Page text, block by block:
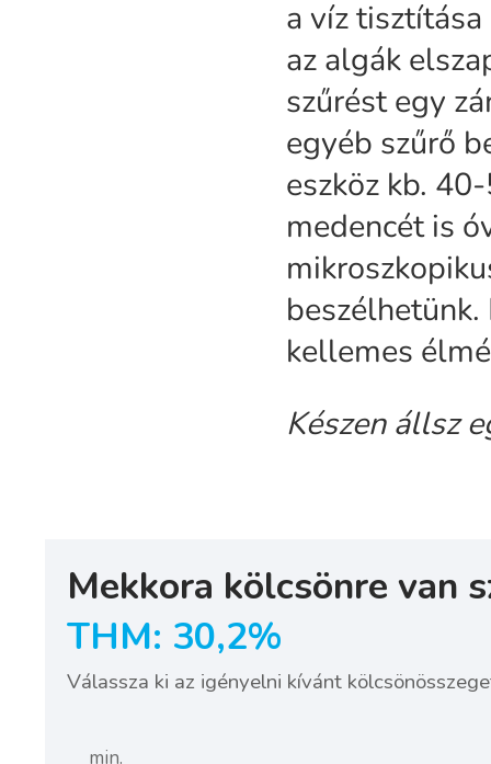
a víz
az algák
szűrést egy
egyéb szűrő
eszköz kb.
medencét is
kellemes
Készen állsz